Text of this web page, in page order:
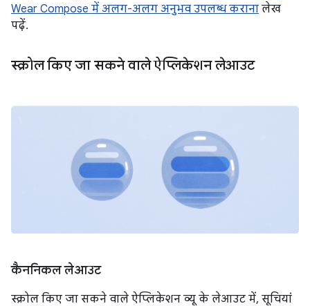
Wear Compose में अलग-अलग अनुभव उपलब्ध कराना लेख
पढ़ें.
स्क्रोल किए जा सकने वाले ऐप्लिकेशन लेआउट
कैननिकल लेआउट
स्क्रोल किए जा सकने वाले ऐप्लिकेशन व्यू के लेआउट में, सूचियां